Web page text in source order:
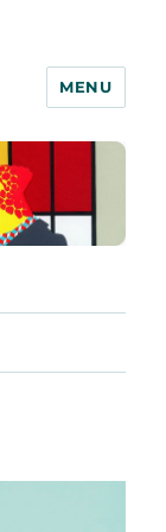
MENU